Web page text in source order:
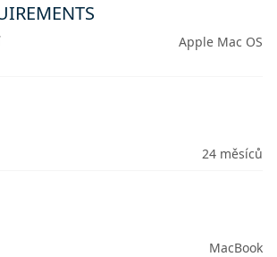
Apple Mac OS
24 měsíců
MacBook